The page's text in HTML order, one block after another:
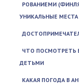
РОВАНИЕМИ
УНИКАЛЬНЫЕ
ЧТО ПОСМОТРЕТЬ
ДЕТЬМИ
КАКАЯ ПОГОДА В